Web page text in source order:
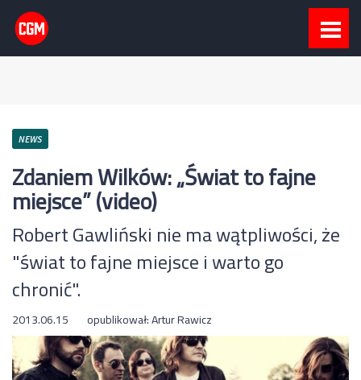
NEWS
Zdaniem Wilków: „Świat to fajne
miejsce” (video)
Robert Gawliński nie ma wątpliwości, że
"świat to fajne miejsce i warto go
chronić".
2013.06.15 opublikował:Artur Rawicz